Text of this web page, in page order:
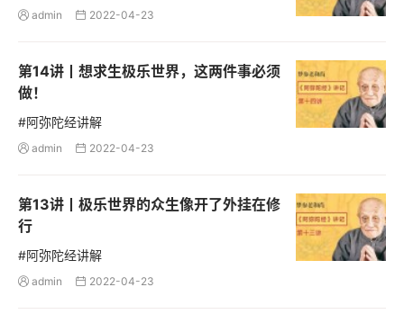
 admin  2022-04-23
第14讲丨想求生极乐世界，这两件事必须
做！
#阿弥陀经讲解
 admin  2022-04-23
第13讲丨极乐世界的众生像开了外挂在修
行
#阿弥陀经讲解
 admin  2022-04-23